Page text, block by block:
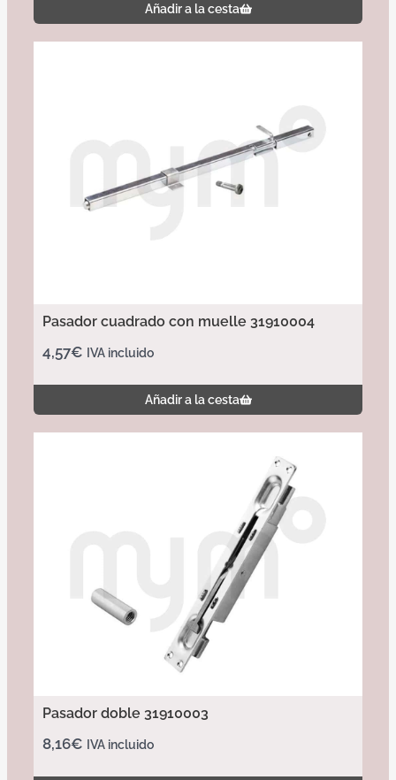
Añadir a la cesta
Pasador cuadrado con muelle 31910004
4,57€ IVA incluido
Añadir a la cesta
Pasador doble 31910003
8,16€ IVA incluido